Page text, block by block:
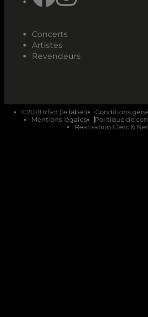
Concerts
Artistes
Revendeurs
©2018 Irfan (le label)
Conditions
Mentions légales
Politique de
Réalisation Clerc & Net